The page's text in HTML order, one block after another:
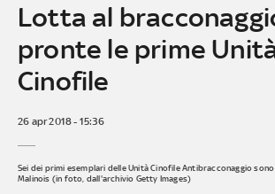
Lotta al
pronte le prime
Cinofile
26 apr 2018 - 15:36
Sei dei primi esemplari delle Unità Cinofile Antibracconaggio
Malinois (in foto, dall'archivio Getty Images)